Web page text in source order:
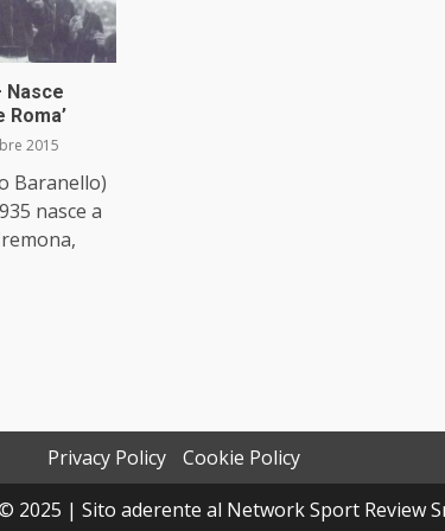
Nasce
Roma’
2015
Baranello)
nasce a
Privacy Policy
Cookie Policy
2025 | Sito aderente al Network Sport Review